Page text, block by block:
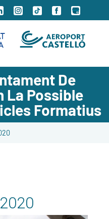
De
La Possible
Formatius